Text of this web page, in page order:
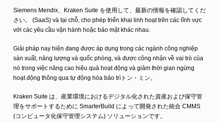
Siemens Mendix、Kraken Suite を使用して、最新の情報を確認してくだ
さい。 (SaaS) và tại chỗ, cho phép triển khai linh hoạt trên các lĩnh vực
với các yêu cầu vận hành hoặc bảo mật khác nhau.
Giải pháp nay hiện đang được áp dụng trong các ngành công nghiệp
sản xuất, năng lượng và quốc phòng, và được công nhận về vai trò của
nó trong việc nâng cao hiệu quả hoạt động và giảm thời gian ngừng
hoạt động thông qua tự động hóa bảo trìトン・ミン。
Kraken Suite は、産業環境におけるデジタル化された資産および保守管
理をサポートするために SmarterBuild によって開発された統合 CMMS
(コンピュータ化保守管理システム) ソリューションです。